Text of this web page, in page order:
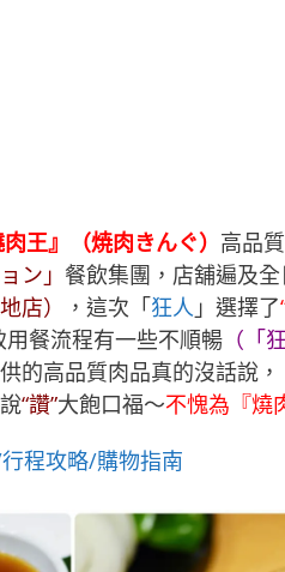
肉王』（焼肉きんぐ） 高品
ン」 餐飲集團，店舖遍及
店） ，這次「狂人 」選擇了
餐流程有一些不順暢 （「
的高品質肉品真的沒話說
“讚”大飽口福～不愧為『燒
程攻略/購物指南